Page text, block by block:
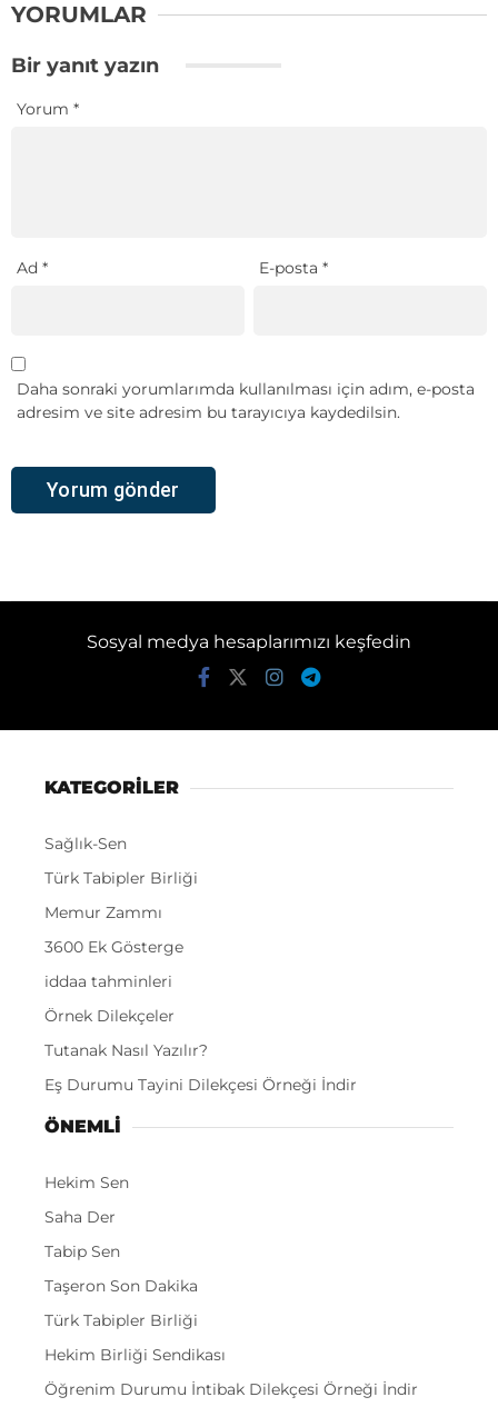
YORUMLAR
Bir yanıt yazın
Yorum *
Ad * E-posta*
Daha sonraki yorumlarımda kullanılması için adım, e-posta
adresim ve site adresim bu tarayıcıya kaydedilsin.
Sosyal medya hesaplarımızı keşfedin
KATEGORİLER
Sağlık-Sen
Türk Tabipler Birliği
Memur Zammı
3600 Ek Gösterge
iddaa tahminleri
Örnek Dilekçeler
Tutanak Nasıl Yazılır?
Eş Durumu Tayini Dilekçesi Örneği İndir
ÖNEMLI
Hekim Sen
Saha Der
Tabip Sen
Taşeron Son Dakika
Türk Tabipler Birliği
Hekim Birliği Sendikası
Öğrenim Durumu İntibak Dilekçesi Örneği İndir